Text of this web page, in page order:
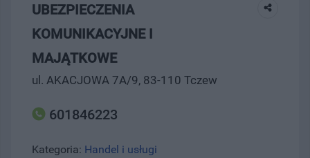
UBEZPIECZENIA
KOMUNIKACYJNE I
MAJĄTKOWE
ul. AKACJOWA 7A/9, 83-110 Tczew
601846223
Kategoria: Handel i usługi